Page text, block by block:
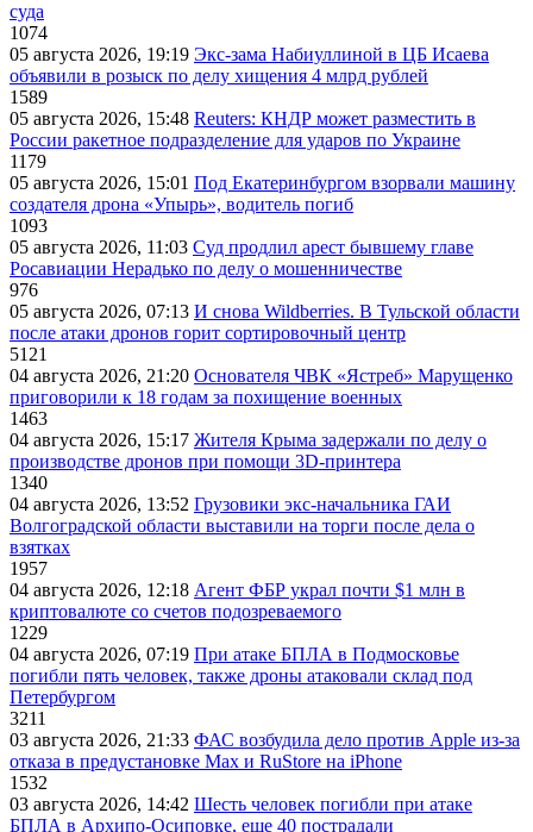
суда
1074
05 августа 2026, 19:19 Экс-зама Набиуллиной в ЦБ Исаева
объявили в розыск по делу хищения 4 млрд рублей
1589
05 августа 2026, 15:48 Reuters: КНДР может разместить в
России ракетное подразделение для ударов по Украине
1179
05 августа 2026, 15:01 Под Екатеринбургом взорвали машину
создателя дрона «Упырь», водитель погиб
1093
05 августа 2026, 11:03 Суд продлил арест бывшему главе
Росавиации Нерадько по делу о мошенничестве
976
05 августа 2026, 07:13 И снова Wildberries. В Тульской области
после атаки дронов горит сортировочный центр
5121
04 августа 2026, 21:20 Основателя ЧВК «Ястреб» Марущенко
приговорили к 18 годам за похищение военных
1463
04 августа 2026, 15:17 Жителя Крыма задержали по делу о
производстве дронов при помощи 3D‑принтера
1340
04 августа 2026, 13:52 Грузовики экс-начальника ГАИ
Волгоградской области выставили на торги после дела о
взятках
1957
04 августа 2026, 12:18 Агент ФБР украл почти $1 млн в
криптовалюте со счетов подозреваемого
1229
04 августа 2026, 07:19 При атаке БПЛА в Подмосковье
погибли пять человек, также дроны атаковали склад под
Петербургом
3211
03 августа 2026, 21:33 ФАС возбудила дело против Apple из-за
отказа в предустановке Max и RuStore на iPhone
1532
03 августа 2026, 14:42 Шесть человек погибли при атаке
БПЛА в Архипо-Осиповке, еще 40 пострадали